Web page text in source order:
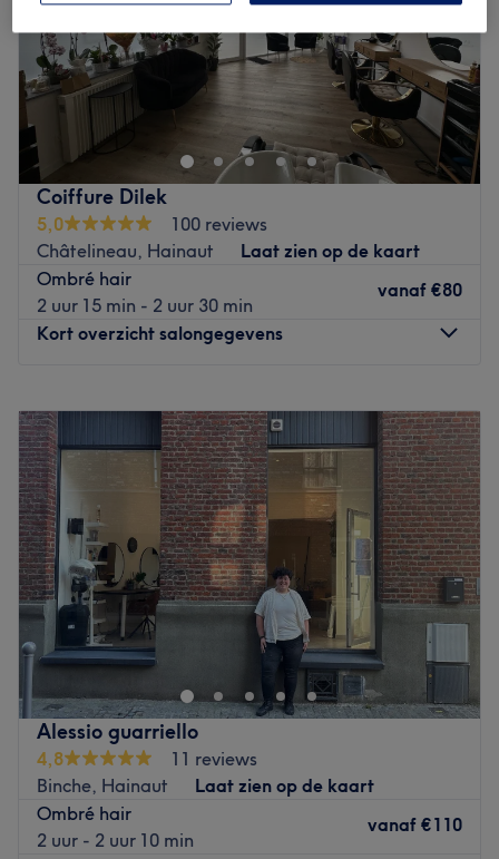
Coiffure Dilek
5,0
100 reviews
Châtelineau, Hainaut
Laat zien op de kaart
Ombré hair
2 uur 15 min - 2 uur 30 min
vanaf €80
Kort overzicht salongegevens
Dinsdag
–15:30
Woensdag
09:30 –14:00
Donderdag
09:30 –15:30
Vrijdag
–16:00
Zaterdag
09:30 –16:00
Zondag
Gesloten
Coiffure Dilek à Gilly est un salon de coiffure qui propose
des prestations complètes allant des coupes tendances
aux colorations personnalisées, en passant par des soins
capillaires adaptés à chaque type de cheveu. Grâce à un
savoir-faire reconnu, l'équipe du salon veille à sublimer
votre chevelure tout en prenant soin de sa santé. Que
vous souhaitiez un changement radical ou un entretien
régulier, Coiffure Dilek est l'adresse parfaite pour un
moment beauté.
Alessio guarriello
4,8
11 reviews
Binche, Hainaut
Laat zien op de kaart
Ombré hair
2 uur - 2 uur 10 min
vanaf €110